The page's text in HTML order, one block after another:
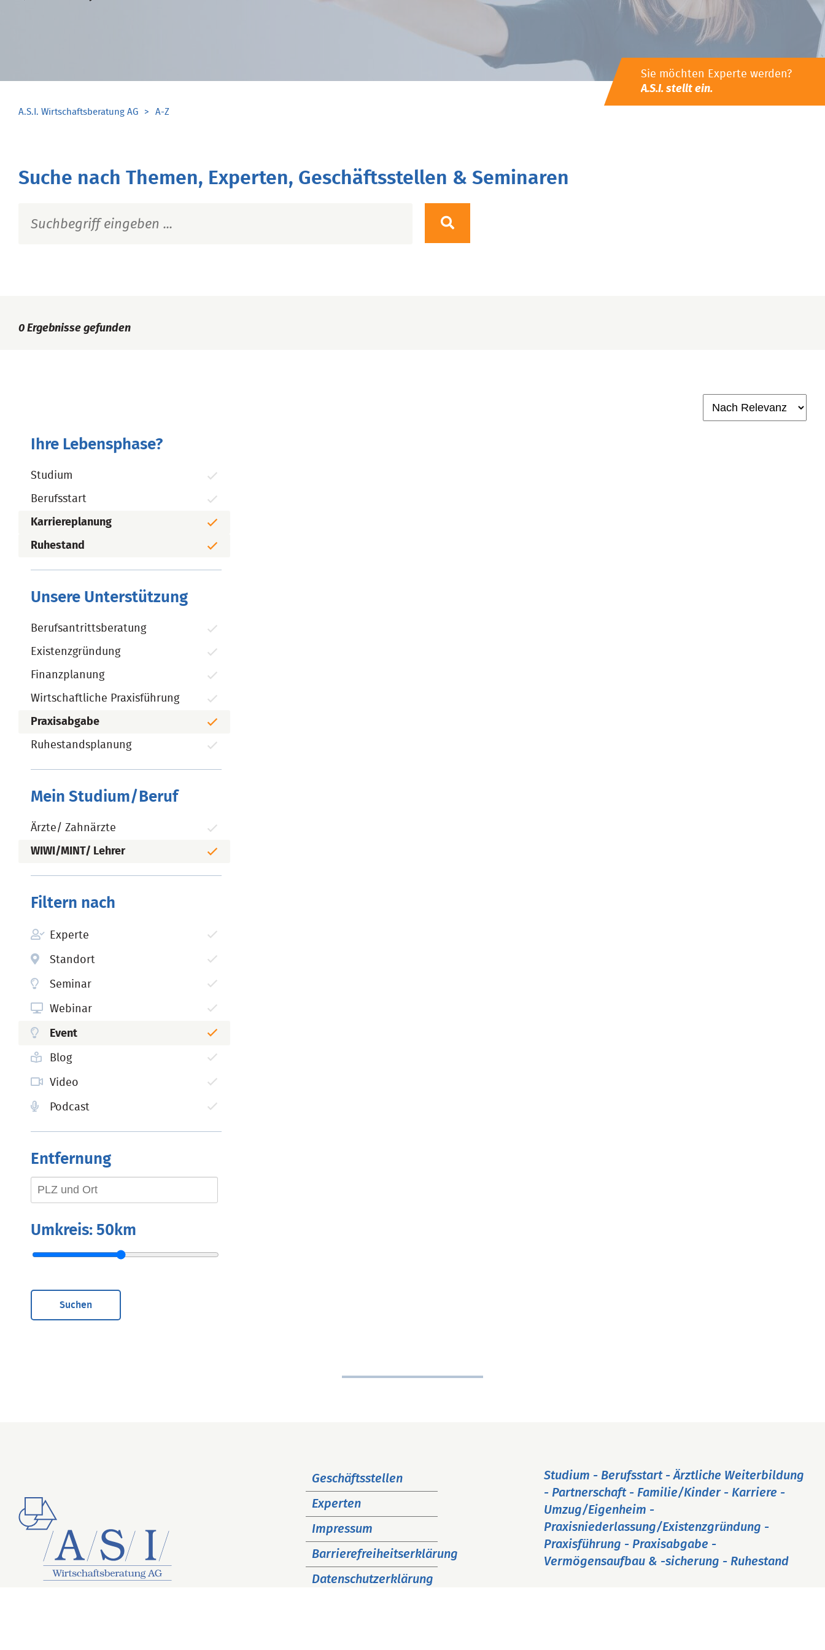
Sie möchten Experte werden?
A.S.I. stellt ein.
A.S.I. Wirtschaftsberatung AG A-Z
Suche nach Themen, Experten, Geschäftsstellen & Seminaren
0 Ergebnisse gefunden
Ihre Lebensphase?
Studium
Berufsstart
Karriereplanung
Ruhestand
Unsere Unterstützung
Berufsantrittsberatung
Existenzgründung
Finanzplanung
Wirtschaftliche Praxisführung
Praxisabgabe
Ruhestandsplanung
Mein Studium/Beruf
Ärzte/ Zahnärzte
WIWI/MINT/ Lehrer
Filtern nach
Experte
Standort
Seminar
Webinar
Event
Blog
Video
Podcast
Entfernung
Umkreis: 50km
Suchen
überspringen
Geschäftsstellen
Experten
Impressum
Barrierefreiheitserklärung
Datenschutzerklärung
Studium - Berufsstart - Ärztliche Weiterbildung
- Partnerschaft - Familie/Kinder - Karriere -
Umzug/Eigenheim -
Praxisniederlassung/Existenzgründung -
Praxisführung - Praxisabgabe -
Vermögensaufbau & -sicherung - Ruhestand